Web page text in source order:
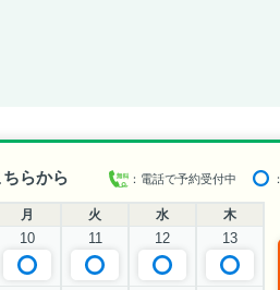
らから ：電話で予約受付中
月 火 水 木
10 11 12 13